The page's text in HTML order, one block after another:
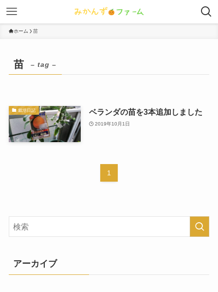
ホーム 苗
苗 – tag –
栽培日記 ベランダの苗を3本追加しました
2019年10月1日
1
アーカイブ